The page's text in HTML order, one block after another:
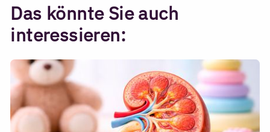
Das könnte Sie auch
interessieren: